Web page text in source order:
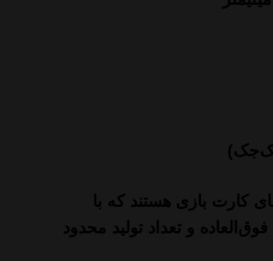
کارت بازی هستند که با
و تعداد تولید محدود